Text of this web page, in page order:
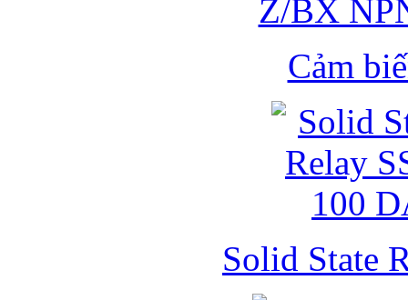
Cảm
Solid State